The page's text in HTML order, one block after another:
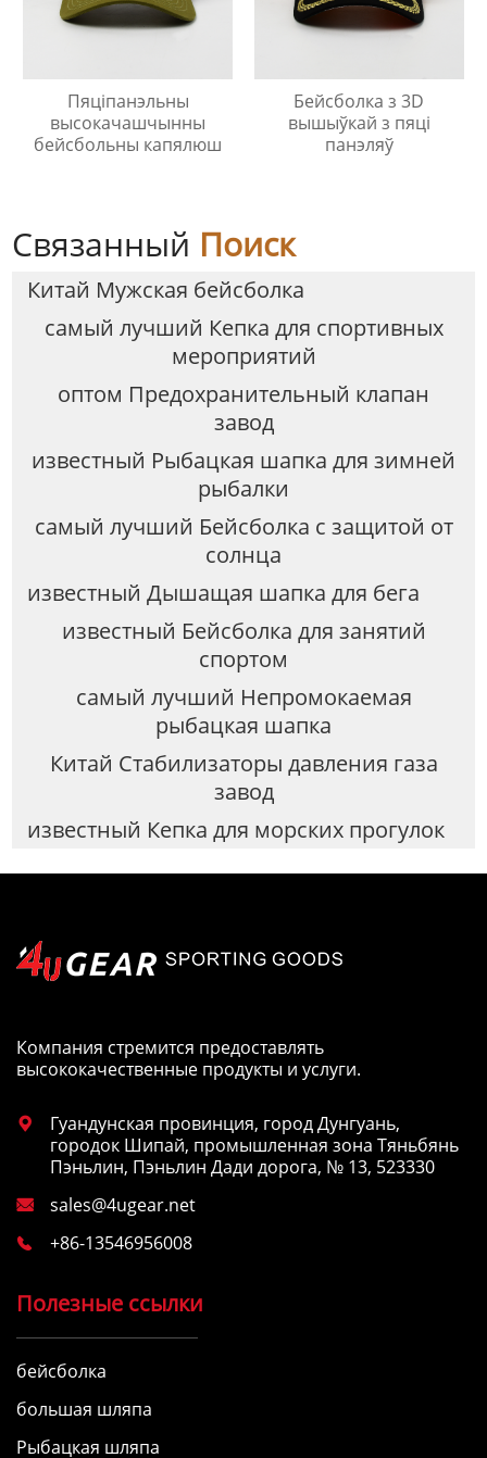
Пяціпанэльны
высокачашчынны
бейсбольны капялюш
Бейсболка з 3D
вышыўкай з пяці
панэляў
Связанный Поиск
Китай Мужская бейсболка
самый лучший Кепка для спортивных
мероприятий
оптом Предохранительный клапан
завод
известный Рыбацкая шапка для зимней
рыбалки
самый лучший Бейсболка с защитой от
солнца
известный Дышащая шапка для бега
известный Бейсболка для занятий
спортом
самый лучший Непромокаемая
рыбацкая шапка
Китай Стабилизаторы давления газа
завод
известный Кепка для морских прогулок
Компания стремится предоставлять
высококачественные продукты и услуги.

Гуандунская провинция, город Дунгуань,
городок Шипай, промышленная зона Тяньбянь
Пэньлин, Пэньлин Дади дорога, № 13, 523330
 sales@4ugear.net
 +86-13546956008
Полезные ссылки
бейсболка
большая шляпа
Рыбацкая шляпа